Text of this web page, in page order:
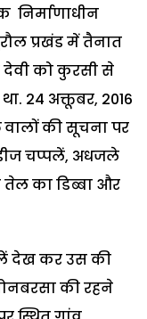
प्रखंड में तैनात
देवी को कुरसी से
24 अक्तूबर, 2016
की सूचना पर
चप्पलें, अधजले
तेल का डिब्बा और
देख कर उस की
की रहने